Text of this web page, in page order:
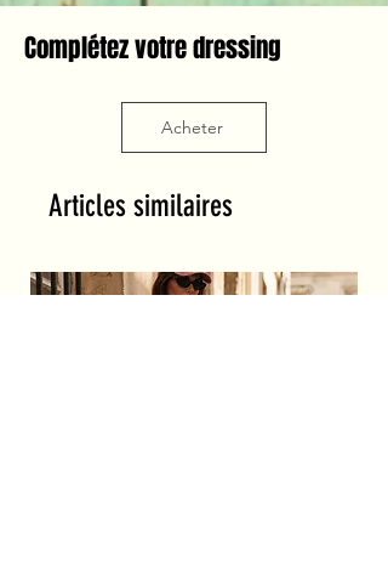
Complétez votre dressing
Acheter
Articles similaires